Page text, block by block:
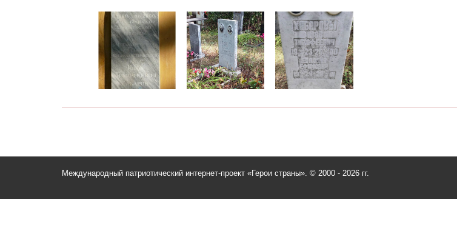
Международный патриотический интернет-проект «Герои страны». © 2000 - 2026 гг.